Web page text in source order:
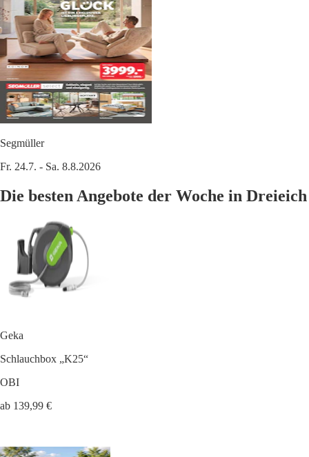
Segmüller
Fr. 24.7. - Sa. 8.8.2026
Die besten Angebote der Woche in Dreieich
Geka
Schlauchbox „K25“
OBI
ab 139,99 €